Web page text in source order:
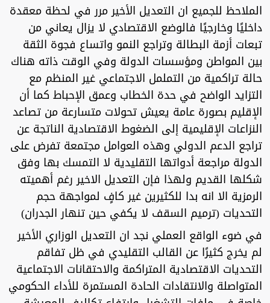
الملاحظ للجميع ان التعديل الأخير مرر في لحظة معقدة
داخليًا وخارجيًا فالوضع الاقتصادي لا يزال يعاني من
تبعات أزمة البطالة وتراجع النمو واتساع فجوة الثقة
بين المواطن ومؤسسات الدولة وفي الوقت ذاته هناك
حالة تراكمية من التململ الاجتماعي غير المنظم مع
التزايد الواضح في حدة الخطاب وعمق الإحباط كما أن
الإقليم بصورة عامة يعيش تحولات متسارعة من تصاعد
النزاعات الإقليمية إلى الضغوط الاقتصادية الناتجة عن
تراجع الدعم الدولي وهذه العوامل مجتمعة تفرض على
الدولة مراجعة أدواتها التقليدية لا التمسك بها وفق
شكلها القديم ولهذا فإن التعديل الاخير رغم أهميته
الرمزية الا انه بدا للكثيرين غير كافٍ لمواجهة حجم
التحديات (ترميم السقف لا يكفي حين تنهار الجدران)
في ضوء الواقع العملي نجد ان التعديل الوزاري الأخير
لم يخرج كثيرًا عن القالب التقليدي في ظل تفاقم
التحديات الاقتصادية المتراكمة والاحتقانات الاجتماعية
المتواصلة والانتقادات الحادة المستمرة للأداء الحكومي